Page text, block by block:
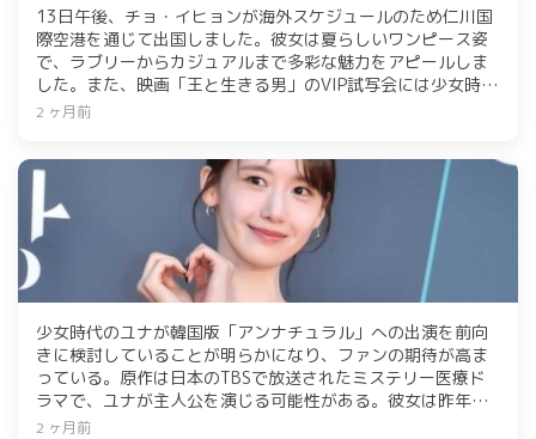
13日午後、チョ・イヒョンが海外スケジュールのため仁川国
際空港を通じて出国しました。彼女は夏らしいワンピース姿
で、ラブリーからカジュアルまで多彩な魅力をアピールしま
した。また、映画「王と生きる男」のVIP試写会には少女時代
のユナ、ユリやAOAのソリュンが出席しました。
2 ヶ月前
少女時代のユナが韓国版「アンナチュラル」への出演を前向
きに検討していることが明らかになり、ファンの期待が高ま
っている。原作は日本のTBSで放送されたミステリー医療ド
ラマで、ユナが主人公を演じる可能性がある。彼女は昨年放
送されたtvNドラマ「暴君のシェフ」でヒットを記録してお
2 ヶ月前